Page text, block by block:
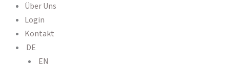
Über Uns
Login
Kontakt
DE
EN